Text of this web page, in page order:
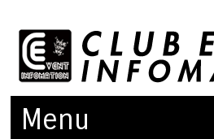
Menu